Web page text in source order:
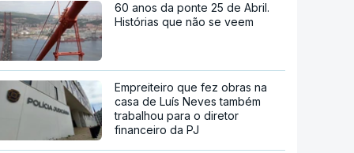
60 anos da ponte 25 de Abril.
Histórias que não se veem
Empreiteiro que fez obras na
casa de Luís Neves também
trabalhou para o diretor
financeiro da PJ